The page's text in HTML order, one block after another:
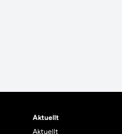
Aktuellt
Aktuellt